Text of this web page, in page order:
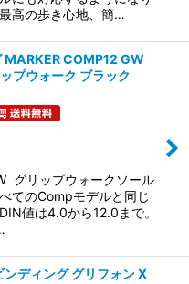
高の歩き心地、簡…
MARKER COMP12 GW
プウォーク ブラック
グリップウォークソール
てのCompモデルと同じ
値は4.0から12.0まで。
ディング グリフォン X